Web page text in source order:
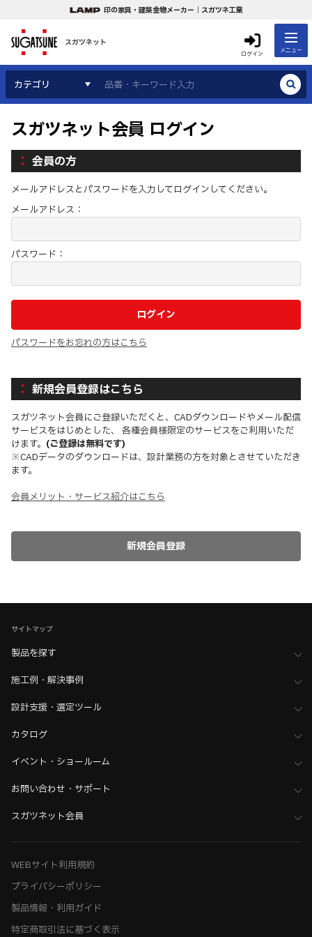
印の家具・建築金物メーカー｜スガツネ工業
スガツネット
ログイン メニュー
カテゴリ
スガツネット会員 ログイン
会員の方
メールアドレスとパスワードを入力してログインしてください。
メールアドレス：
パスワード：
パスワードをお忘れの方はこちら
新規会員登録はこちら
スガツネット会員にご登録いただくと、CADダウンロードやメール配信
サービスをはじめとした、 各種会員様限定のサービスをご利用いただ
けます。 (ご登録は無料です)
※CADデータのダウンロードは、設計業務の方を対象とさせていただき
ます。
会員メリット・サービス紹介はこちら
サイトマップ
製品を探す
施工例・解決事例
設計支援・選定ツール
カタログ
イベント・ショールーム
お問い合わせ・サポート
スガツネット会員
WEBサイト利用規約
プライバシーポリシー
製品情報・利用ガイド
特定商取引法に基づく表示